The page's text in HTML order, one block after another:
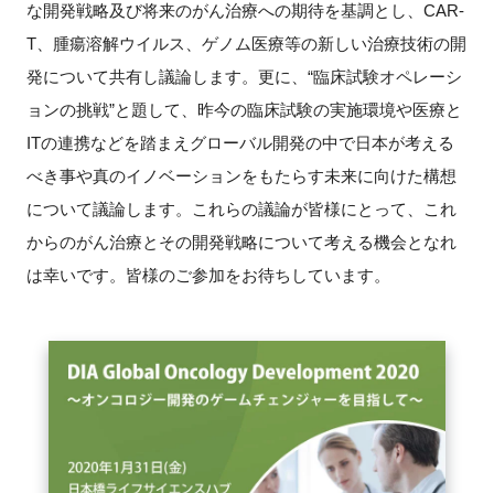
新規登録
イベント
プログラム
ニュース・掲示板
特別会員
な開発戦略及び将来のがん治療への期待を基調とし、CAR-
T、腫瘍溶解ウイルス、ゲノム医療等の新しい治療技術の開
発について共有し議論します。更に、“臨床試験オペレーシ
ョンの挑戦”と題して、昨今の臨床試験の実施環境や医療と
ITの連携などを踏まえグローバル開発の中で日本が考える
べき事や真のイノベーションをもたらす未来に向けた構想
について議論します。これらの議論が皆様にとって、これ
からのがん治療とその開発戦略について考える機会となれ
は幸いです。皆様のご参加をお待ちしています。